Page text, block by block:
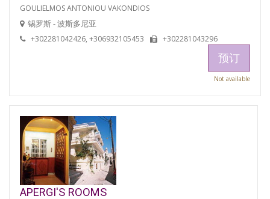
GOULIELMOS ANTONIOU VAKONDIOS
锡罗斯 - 波斯多尼亚
+302281042426, +306932105453 +302281043296
预订
Not available
APERGI'S ROOMS